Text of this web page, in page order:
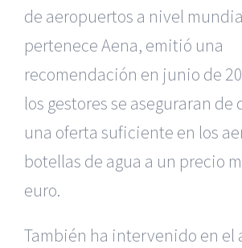
de aeropuertos a nivel
pertenece Aena, emitió una
recomendación en junio de
los gestores se aseguraran de
una oferta suficiente en los
botellas de agua a un precio
euro.
También ha intervenido en el